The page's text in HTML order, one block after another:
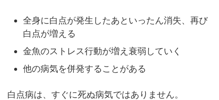
全身に白点が発生したあといったん消失、再び
白点が増える
金魚のストレス行動が増え衰弱していく
他の病気を併発することがある
白点病は、すぐに死ぬ病気ではありません。